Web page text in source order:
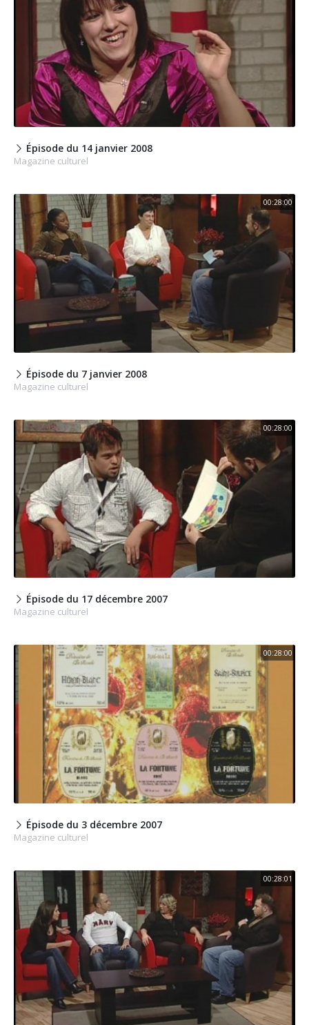
Épisode du 14 janvier 2008
Magazine culturel
00:28:00
Épisode du 7 janvier 2008
Magazine culturel
00:28:00
Épisode du 17 décembre 2007
Magazine culturel
00:28:00
Épisode du 3 décembre 2007
Magazine culturel
00:28:01